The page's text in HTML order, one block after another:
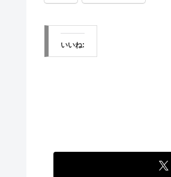
いいね: